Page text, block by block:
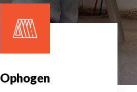
Ophogen